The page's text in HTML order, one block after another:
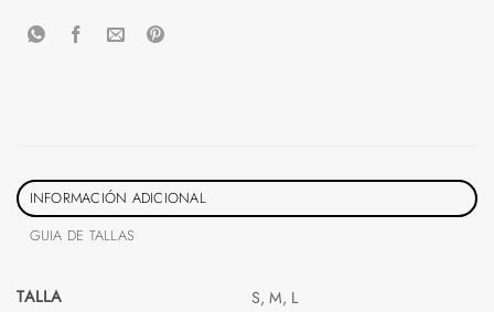
INFORMACIÓN ADICIONAL
GUIA DE TALLAS
TALLA S, M, L